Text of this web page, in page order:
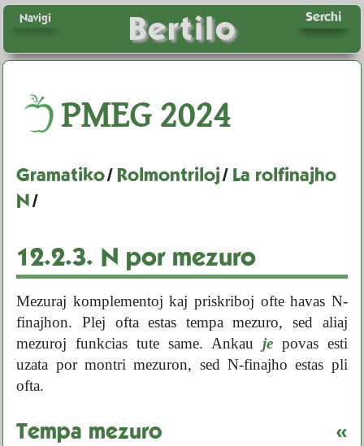
Bertilo Serchi
Navigi
PMEG2024
Gramatiko/Rolmontriloj/ La rolfinajho
N/
12.2.3. N por mezuro
Mezuraj komplementoj kaj priskriboj ofte havas N-
finajhon. Plej ofta estas tempa mezuro, sed aliaj
mezuroj funkcias tute same. Ankau jepovas esti
uzata por montri mezuron, sed N-finajho estas pli
ofta.
Tempa mezuro «